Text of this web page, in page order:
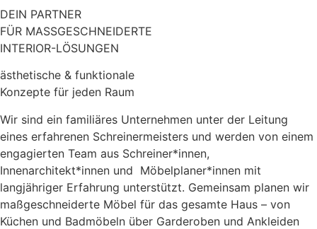
DEIN PARTNER
FÜR MASSGESCHNEIDERTE
INTERIOR-LÖSUNGEN
ästhetische & funktionale
Konzepte für jeden Raum
Wir sind ein familiäres Unternehmen unter der Leitung
eines erfahrenen Schreinermeisters und werden von einem
engagierten Team aus Schreiner*innen,
Innenarchitekt*innen und Möbelplaner*innen mit
langjähriger Erfahrung unterstützt. Gemeinsam planen wir
maßgeschneiderte Möbel für das gesamte Haus – von
Küchen und Badmöbeln über Garderoben und Ankleiden